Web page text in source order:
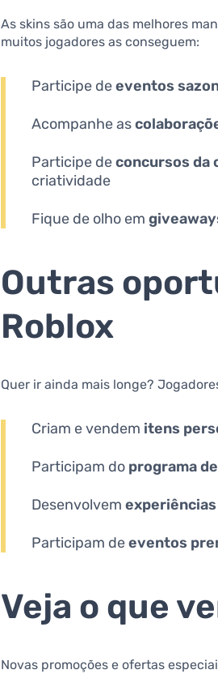
As skins são uma das melhores
muitos jogadores as conseguem:
Participe deeventos
Acompanhe as
Participe deconcursos da
criatividade
Fique de olho em
Outras
Roblox
Quer ir ainda mais longe?
Criam e vendem itens
Participam do programa
Desenvolvemexperiências
Participam deeventos
Veja o que
Novas promoções e ofertas